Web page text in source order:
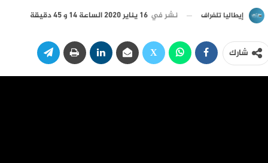
إيطاليا تلغراف نشر في 16 يناير 2020 الساعة 14 و 45 دقيقة
شارك